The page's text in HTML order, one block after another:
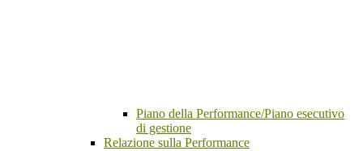
Piano della Performance/Piano esecutivo
di gestione
Relazione sulla Performance